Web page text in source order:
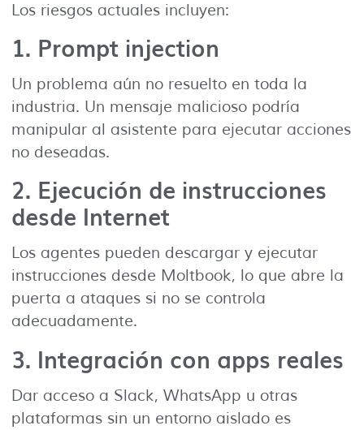
Los riesgos actuales incluyen:
1. Prompt injection
Un problema aún no resuelto en toda la
industria. Un mensaje malicioso podría
manipular al asistente para ejecutar acciones
no deseadas.
2. Ejecución de instrucciones
desde Internet
Los agentes pueden descargar y ejecutar
instrucciones desde Moltbook, lo que abre la
puerta a ataques si no se controla
adecuadamente.
3. Integración con apps reales
Dar acceso a Slack, WhatsApp u otras
plataformas sin un entorno aislado es